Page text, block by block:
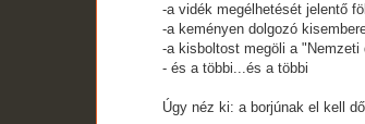
-a vidék megélhetését jelentő
-a keményen dolgozó
-a kisboltost megöli a "Nemzeti
- és a többi...és a többi
Úgy néz ki: a borjúnak el kell